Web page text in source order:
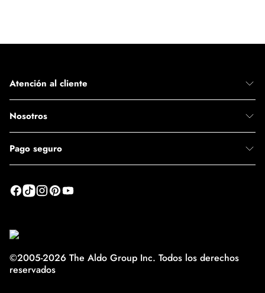
Atención al cliente
Nosotros
Pago seguro
©2005-2026 The Aldo Group Inc. Todos los derechos
reservados